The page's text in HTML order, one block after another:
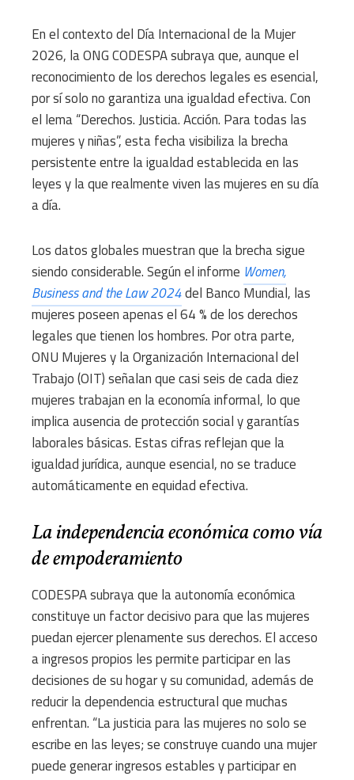
En el contexto del Día Internacional de la Mujer
2026, la ONG CODESPA subraya que, aunque el
reconocimiento de los derechos legales es esencial,
por sí solo no garantiza una igualdad efectiva. Con
el lema “Derechos. Justicia. Acción. Para todas las
mujeres y niñas”, esta fecha visibiliza la brecha
persistente entre la igualdad establecida en las
leyes y la que realmente viven las mujeres en su día
a día.
Los datos globales muestran que la brecha sigue
siendo considerable. Según el informe Women,
Business and the Law 2024del Banco Mundial, las
mujeres poseen apenas el 64 % de los derechos
legales que tienen los hombres. Por otra parte,
ONU Mujeres y la Organización Internacional del
Trabajo (OIT) señalan que casi seis de cada diez
mujeres trabajan en la economía informal, lo que
implica ausencia de protección social y garantías
laborales básicas. Estas cifras reflejan que la
igualdad jurídica, aunque esencial, no se traduce
automáticamente en equidad efectiva.
La independencia económica como vía
de empoderamiento
CODESPA subraya que la autonomía económica
constituye un factor decisivo para que las mujeres
puedan ejercer plenamente sus derechos. El acceso
a ingresos propios les permite participar en las
decisiones de su hogar y su comunidad, además de
reducir la dependencia estructural que muchas
enfrentan. “La justicia para las mujeres no solo se
escribe en las leyes; se construye cuando una mujer
puede generar ingresos estables y participar en